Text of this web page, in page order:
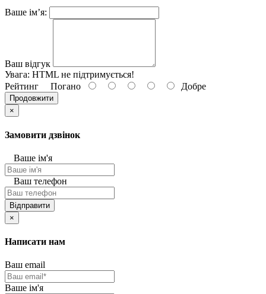
Ваше ім’я:
Ваш відгук
Увага: HTML не підтримується!
Рейтинг Погано Добре
Продовжити
×
Замовити дзвінок
Ваше ім'я
Ваш телефон
Відправити
×
Написати нам
Ваш email
Ваше ім'я